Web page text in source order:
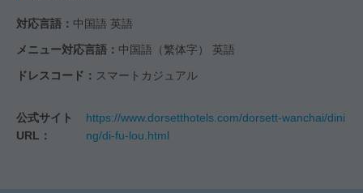
対応言語： 中国語 英語
メニュー対応言語： 中国語（繁体字） 英語
ドレスコード： スマートカジュアル
公式サイト
URL：
https://www.dorsetthotels.com/dorsett-wanchai/dini
ng/di-fu-lou.html